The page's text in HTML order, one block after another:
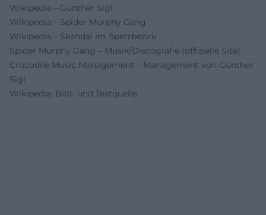
Wikipedia – Günther Sigl
Wikipedia – Spider Murphy Gang
Wikipedia – Skandal im Sperrbezirk
Spider Murphy Gang – Musik/Discografie (offizielle Site)
Crocodile Music Management – Management von Günther
Sigl
Wikipedia: Bild- und Textquelle